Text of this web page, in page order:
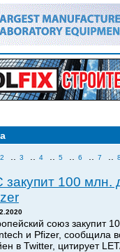
2 3 4 5 6 7 8
закупит 100 млн.
союз закупит
и Pfizer, сообщила
в Twitter, цитирует